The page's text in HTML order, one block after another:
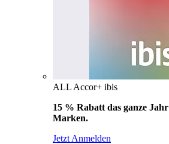
ALL Accor+ ibis
15 % Rabatt das ganze Jahr
Marken.
Jetzt Anmelden